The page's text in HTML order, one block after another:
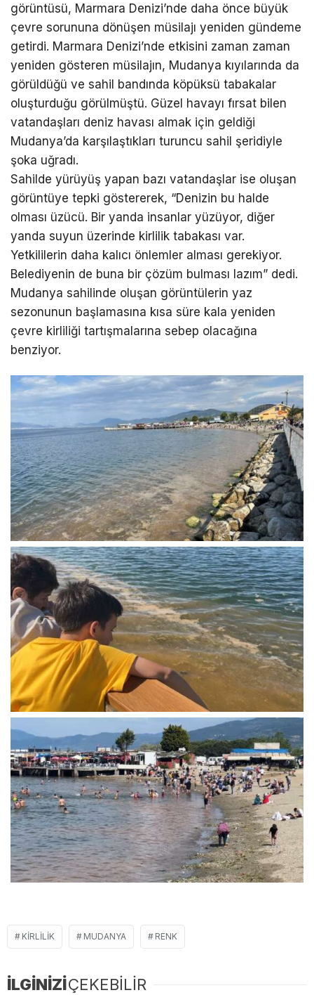
görüntüsü, Marmara Denizi’nde daha önce büyük
çevre sorununa dönüşen müsilajı yeniden gündeme
getirdi. Marmara Denizi’nde etkisini zaman zaman
yeniden gösteren müsilajın, Mudanya kıyılarında da
görüldüğü ve sahil bandında köpüksü tabakalar
oluşturduğu görülmüştü. Güzel havayı fırsat bilen
vatandaşları deniz havası almak için geldiği
Mudanya’da karşılaştıkları turuncu sahil şeridiyle
şoka uğradı.
Sahilde yürüyüş yapan bazı vatandaşlar ise oluşan
görüntüye tepki göstererek, “Denizin bu halde
olması üzücü. Bir yanda insanlar yüzüyor, diğer
yanda suyun üzerinde kirlilik tabakası var.
Yetkililerin daha kalıcı önlemler alması gerekiyor.
Belediyenin de buna bir çözüm bulması lazım” dedi.
Mudanya sahilinde oluşan görüntülerin yaz
sezonunun başlamasına kısa süre kala yeniden
çevre kirliliği tartışmalarına sebep olacağına
benziyor.
KIRLILIK MUDANYA RENK
İLGİNİZİÇEKEBİLİR